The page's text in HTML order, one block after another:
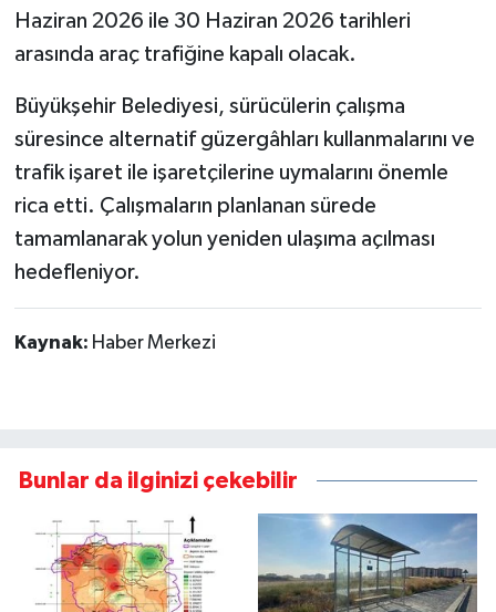
Haziran 2026 ile 30 Haziran 2026 tarihleri
arasında araç trafiğine kapalı olacak.
Büyükşehir Belediyesi, sürücülerin çalışma
süresince alternatif güzergâhları kullanmalarını ve
trafik işaret ile işaretçilerine uymalarını önemle
rica etti. Çalışmaların planlanan sürede
tamamlanarak yolun yeniden ulaşıma açılması
hedefleniyor.
Kaynak: Haber Merkezi
Bunlar da ilginizi çekebilir